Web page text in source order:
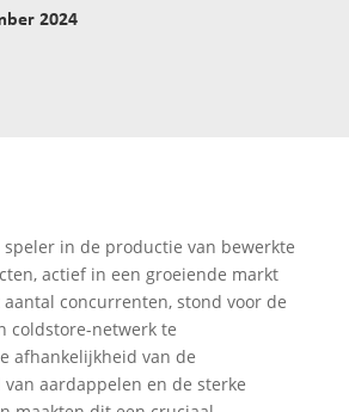
2024
in de productie van bewerkte
actief in een groeiende markt
concurrenten, stond voor de
coldstore-netwerk te
afhankelijkheid van de
aardappelen en de sterke